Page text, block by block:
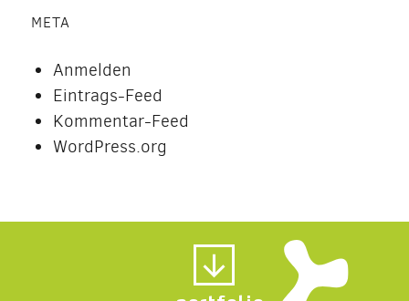
META
Anmelden
Eintrags-Feed
Kommentar-Feed
WordPress.org